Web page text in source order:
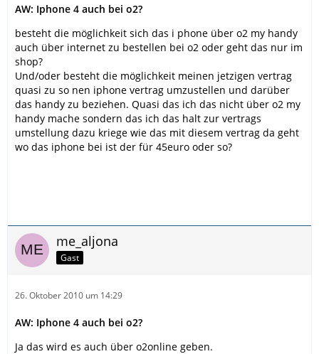
AW: Iphone 4 auch bei o2?
besteht die möglichkeit sich das i phone über o2 my handy
auch über internet zu bestellen bei o2 oder geht das nur im
shop?
Und/oder besteht die möglichkeit meinen jetzigen vertrag
quasi zu so nen iphone vertrag umzustellen und darüber
das handy zu beziehen. Quasi das ich das nicht über o2 my
handy mache sondern das ich das halt zur vertrags
umstellung dazu kriege wie das mit diesem vertrag da geht
wo das iphone bei ist der für 45euro oder so?
me_aljona
Gast
26. Oktober 2010 um 14:29
AW: Iphone 4 auch bei o2?
Ja das wird es auch über o2online geben.